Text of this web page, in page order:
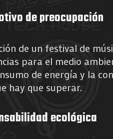
de preocupación
de un festival de
para el medio
de energía y la
hay que superar.
ecológica